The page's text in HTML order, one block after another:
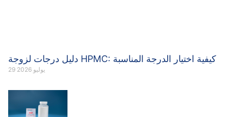
دليل درجات لزوجة HPMC: كيفية اختيار الدرجة المناسبة
29 يوليو 2026